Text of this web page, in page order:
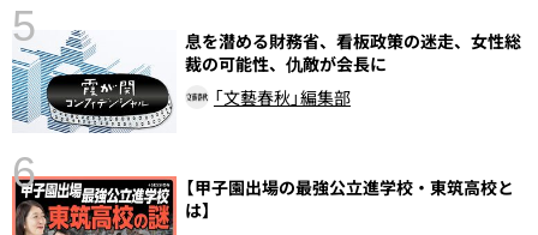
5
息を潜める財務省、看板政策の迷走、女性総
裁の可能性、仇敵が会長に
「文藝春秋」編集部
6
【甲子園出場の最強公立進学校・東筑高校と
は】